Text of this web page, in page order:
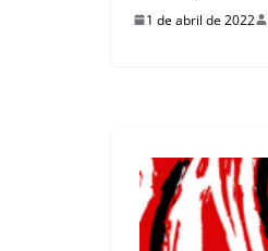
1 de abril de 2022